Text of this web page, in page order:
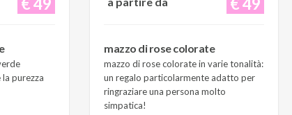
purezza
mazzo di rose colorate
mazzo di rose colorate in varie tonalità:
un regalo particolarmente adatto per
ringraziare una persona molto
simpatica!